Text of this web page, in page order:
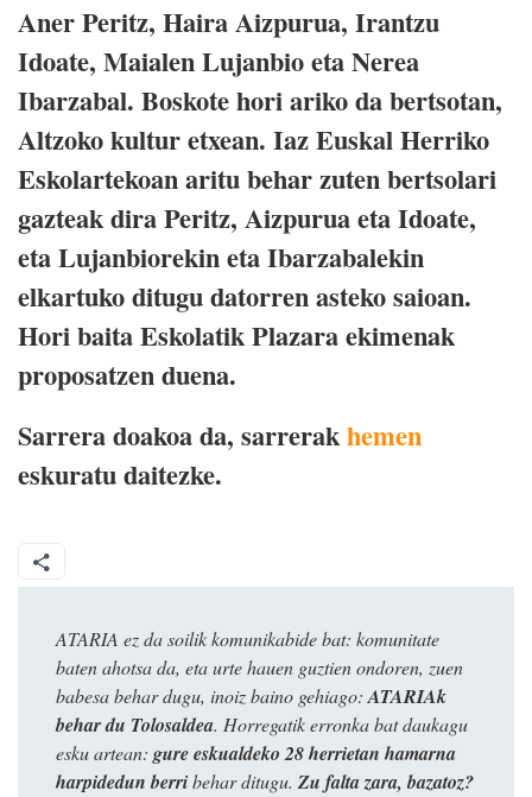
Aner Peritz, Haira Aizpurua, Irantzu
Idoate, Maialen Lujanbio eta Nerea
Ibarzabal. Boskote hori ariko da bertsotan,
Altzoko kultur etxean. Iaz Euskal Herriko
Eskolartekoan aritu behar zuten bertsolari
gazteak dira Peritz, Aizpurua eta Idoate,
eta Lujanbiorekin eta Ibarzabalekin
elkartuko ditugu datorren asteko saioan.
Hori baita Eskolatik Plazara ekimenak
proposatzen duena.
Sarrera doakoa da, sarrerakhemen
eskuratu daitezke.
ATARIA ez da soilik komunikabide bat: komunitate
baten ahotsa da, eta urte hauen guztien ondoren, zuen
babesa behar dugu, inoiz baino gehiago: ATARIAk
behar du Tolosaldea. Horregatik erronka bat daukagu
esku artean: gure eskualdeko 28 herrietan hamarna
harpidedun berribehar ditugu. Zu falta zara, bazatoz?